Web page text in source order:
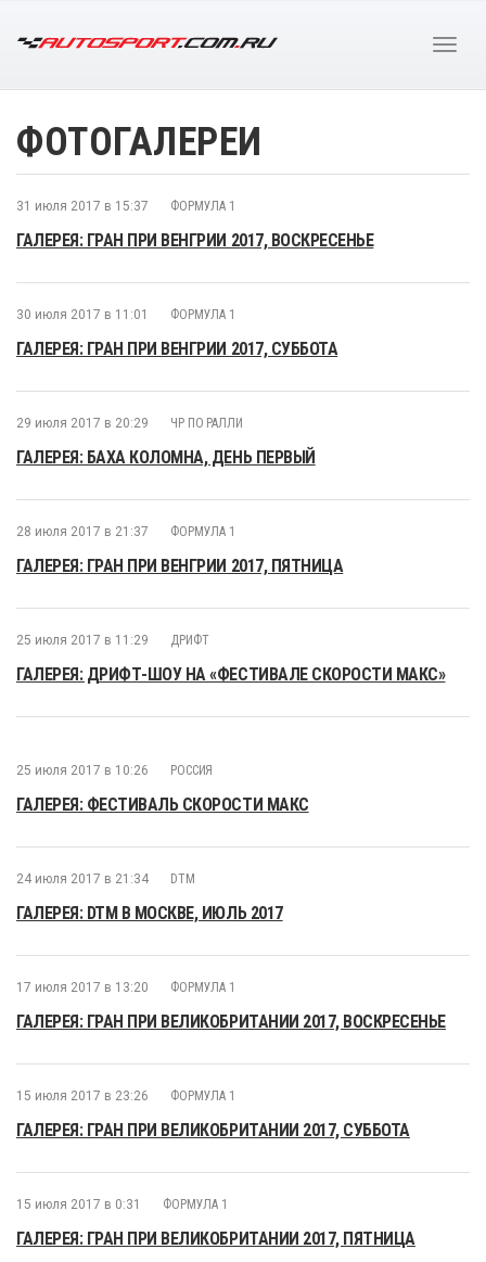
ФОТОГАЛЕРЕИ
31 июля 2017 в 15:37 ФОРМУЛА 1
ГАЛЕРЕЯ: ГРАН ПРИ ВЕНГРИИ 2017, ВОСКРЕСЕНЬЕ
30 июля 2017 в 11:01 ФОРМУЛА 1
ГАЛЕРЕЯ: ГРАН ПРИ ВЕНГРИИ 2017, СУББОТА
29 июля 2017 в 20:29 ЧР ПО РАЛЛИ
ГАЛЕРЕЯ: БАХА КОЛОМНА, ДЕНЬ ПЕРВЫЙ
28 июля 2017 в 21:37 ФОРМУЛА 1
ГАЛЕРЕЯ: ГРАН ПРИ ВЕНГРИИ 2017, ПЯТНИЦА
25 июля 2017 в 11:29 ДРИФТ
ГАЛЕРЕЯ: ДРИФТ-ШОУ НА «ФЕСТИВАЛЕ СКОРОСТИ МАКС»
25 июля 2017 в 10:26 РОССИЯ
ГАЛЕРЕЯ: ФЕСТИВАЛЬ СКОРОСТИ МАКС
24 июля 2017 в 21:34 DTM
ГАЛЕРЕЯ: DTM В МОСКВЕ, ИЮЛЬ 2017
17 июля 2017 в 13:20 ФОРМУЛА 1
ГАЛЕРЕЯ: ГРАН ПРИ ВЕЛИКОБРИТАНИИ 2017, ВОСКРЕСЕНЬЕ
15 июля 2017 в 23:26 ФОРМУЛА 1
ГАЛЕРЕЯ: ГРАН ПРИ ВЕЛИКОБРИТАНИИ 2017, СУББОТА
15 июля 2017 в 0:31 ФОРМУЛА 1
ГАЛЕРЕЯ: ГРАН ПРИ ВЕЛИКОБРИТАНИИ 2017, ПЯТНИЦА